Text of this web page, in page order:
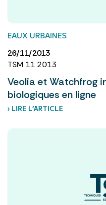
EAUX URBAINES
26/11/2013
TSM 11 2013
Veolia et Watchfrog
biologiques en ligne
› LIRE L’ARTICLE